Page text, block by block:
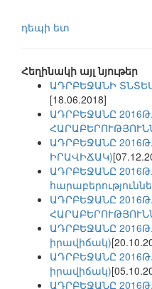
դեպի ետ
Հեղինակի այլ նյութեր
ԱԴՐԲԵՋԱՆԻ
[18.06.2018]
ԱԴՐԲԵՋԱՆԸ
ԱԴՐԲԵՋԱՆԸ
ԻՐԱՎԻՃԱԿ)
ԱԴՐԲԵՋԱՆԸ
ԱԴՐԲԵՋԱՆԸ
ԱԴՐԲԵՋԱՆԸ
իրավիճակ)
ԱԴՐԲԵՋԱՆԸ
իրավիճակ)
ԱԴՐԲԵՋԱՆԸ